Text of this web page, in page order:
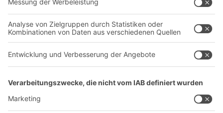
Produktionsstandorte
Karriere
BIT O
YOUR LIFE.